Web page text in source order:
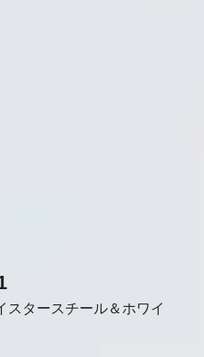
スタースチール＆ホワイ